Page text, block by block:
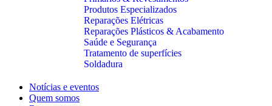
Produtos Especializados
Reparações Elétricas
Reparações Plásticos & Acabamento
Saúde e Segurança
Tratamento de superfícies
Soldadura
Notícias e eventos
Quem somos